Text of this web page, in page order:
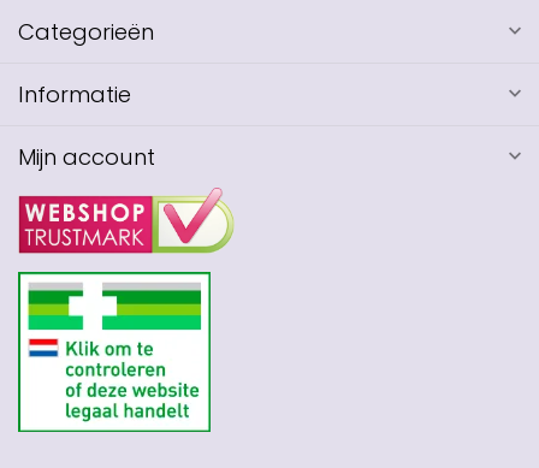
Categorieën
Informatie
Mijn account